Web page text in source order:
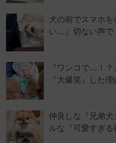
犬の前でスマホ
い…』切ない声
『ワンコで…！
『大爆笑』した
仲良しな『兄弟
ルな『可愛すぎ